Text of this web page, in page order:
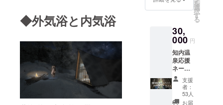
◆外気浴と内気浴
体験が
できる
プラン
です。
お子様
連れで
も楽し
むこと
ができ
ます。
トと
なって
す。 ＜
リター
ン内容
＞ ・知
内温泉
オリジ
ナルサ
ウナ
ハット
・知内
を
選
択
す
る
30,
000 円
知内温
泉応援
ネーム
プレー
ト
（小）
企業様
支援
者：
53人
お届